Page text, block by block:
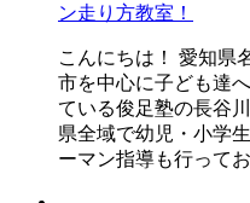
ン走り方教室！
こんにちは！ 愛知県
市を中心に子ども達
ている俊足塾の長谷
県全域で幼児・小学
ーマン指導も行って